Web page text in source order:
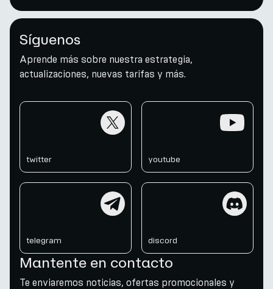
Síguenos
Aprende más sobre nuestra estrategia,
actualizaciones, nuevas tarifas y más.
twitter youtube
telegram discord
Mantente en contacto
Te enviaremos noticias, ofertas promocionales y